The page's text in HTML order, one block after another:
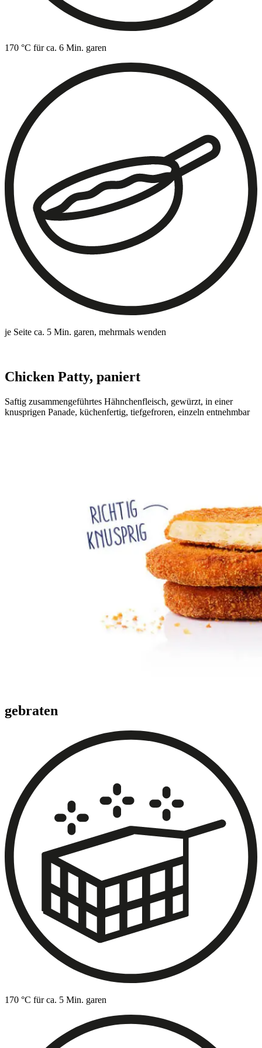
170 °C für ca. 6 Min. garen
je Seite ca. 5 Min. garen, mehrmals wenden
Chicken Patty, paniert
Saftig zusammengeführtes Hähnchenfleisch, gewürzt, in einer
knusprigen Panade, küchenfertig, tiefgefroren, einzeln entnehmbar
gebraten
170 °C für ca. 5 Min. garen